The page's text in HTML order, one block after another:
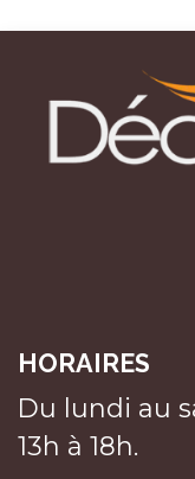
HORAIRES
Du lundi au
13h à 18h.